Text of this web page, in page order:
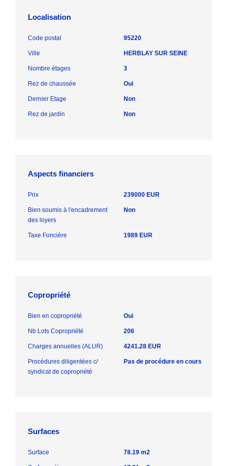
Localisation
Code postal 95220
Ville HERBLAY SUR SEINE
Nombre étages 3
Rez de chaussée Oui
Dernier Etage Non
Rez de jardin Non
Aspects financiers
Prix 239000 EUR
Bien soumis à l'encadrement
des loyers
Non
Taxe Foncière 1989 EUR
Copropriété
Bien en copropriété Oui
Nb Lots Copropriété 206
Charges annuelles (ALUR) 4241.28 EUR
Procédures diligentées c/
syndicat de copropriété
Pas de procédure en cours
Surfaces
Surface 78.19 m2